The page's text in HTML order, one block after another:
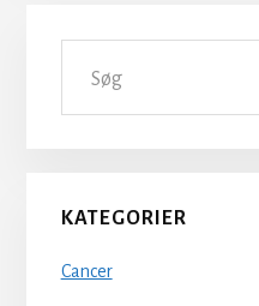
Primær
Sidebar
KATEGORIER
Cancer